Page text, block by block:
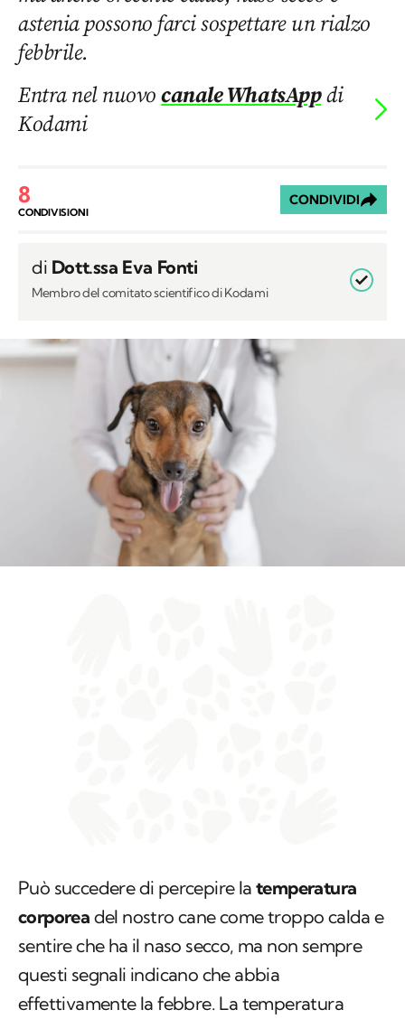
astenia possono farci sospettare un rialzo
febbrile.
Entra nel nuovocanale WhatsAppdi
Kodami
8
CONDIVISIONI
CONDIVIDI
di Dott.ssa Eva Fonti
Membro del comitato scientifico di Kodami
Può succedere di percepire la temperatura
corporea del nostro cane come troppo calda e
sentire che ha il naso secco, ma non sempre
questi segnali indicano che abbia
effettivamente la febbre. La temperatura